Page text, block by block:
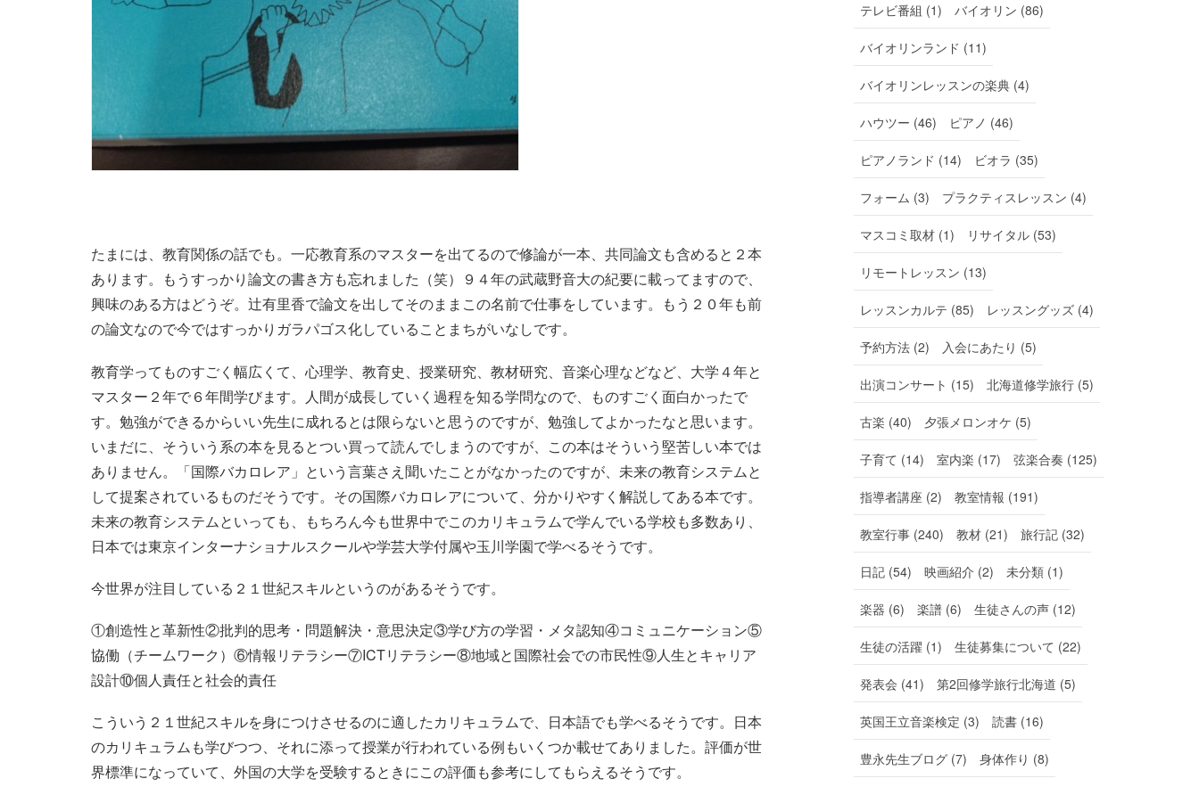
たまには、教育関係の話でも。一応教育系のマスターを出てるので修論が一本、共同論文も含めると２本
あります。もうすっかり論文の書き方も忘れました（笑）９４年の武蔵野音大の紀要に載ってますので、
興味のある方はどうぞ。辻有里香で論文を出してそのままこの名前で仕事をしています。もう２０年も前
の論文なので今ではすっかりガラパゴス化していることまちがいなしです。
教育学ってものすごく幅広くて、心理学、教育史、授業研究、教材研究、音楽心理などなど、大学４年と
マスター２年で６年間学びます。人間が成長していく過程を知る学問なので、ものすごく面白かったで
す。勉強ができるからいい先生に成れるとは限らないと思うのですが、勉強してよかったなと思います。
いまだに、そういう系の本を見るとつい買って読んでしまうのですが、この本はそういう堅苦しい本では
ありません。「国際バカロレア」という言葉さえ聞いたことがなかったのですが、未来の教育システムと
して提案されているものだそうです。その国際バカロレアについて、分かりやすく解説してある本です。
未来の教育システムといっても、もちろん今も世界中でこのカリキュラムで学んでいる学校も多数あり、
日本では東京インターナショナルスクールや学芸大学付属や玉川学園で学べるそうです。
今世界が注目している２１世紀スキルというのがあるそうです。
①創造性と革新性②批判的思考・問題解決・意思決定③学び方の学習・メタ認知④コミュニケーション⑤
協働（チームワーク）⑥情報リテラシー⑦ICTリテラシー⑧地域と国際社会での市民性⑨人生とキャリア
設計⑩個人責任と社会的責任
こういう２１世紀スキルを身につけさせるのに適したカリキュラムで、日本語でも学べるそうです。日本
のカリキュラムも学びつつ、それに添って授業が行われている例もいくつか載せてありました。評価が世
界標準になっていて、外国の大学を受験するときにこの評価も参考にしてもらえるそうです。
テレビ番組 (1) バイオリン (86)
バイオリンランド (11)
バイオリンレッスンの楽典 (4)
ハウツー (46) ピアノ (46)
ピアノランド (14) ビオラ (35)
フォーム (3) プラクティスレッスン (4)
マスコミ取材 (1) リサイタル (53)
リモートレッスン (13)
レッスンカルテ (85) レッスングッズ (4)
予約方法 (2) 入会にあたり (5)
出演コンサート (15) 北海道修学旅行 (5)
古楽 (40) 夕張メロンオケ (5)
子育て (14) 室内楽 (17) 弦楽合奏 (125)
指導者講座 (2) 教室情報 (191)
教室行事 (240) 教材 (21) 旅行記 (32)
日記 (54) 映画紹介 (2) 未分類 (1)
楽器 (6) 楽譜 (6) 生徒さんの声 (12)
生徒の活躍 (1) 生徒募集について (22)
発表会 (41) 第2回修学旅行北海道 (5)
英国王立音楽検定 (3) 読書 (16)
豊永先生ブログ (7) 身体作り (8)